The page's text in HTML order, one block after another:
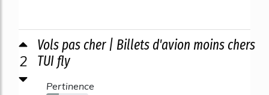
2
Vols pas cher | Billets d'avion moins chers
TUI fly
Pertinence